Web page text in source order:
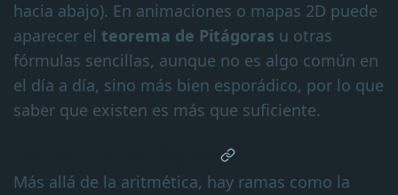
hacia abajo). En animaciones o mapas 2D puede
aparecer el teorema de Pitágoras u otras
fórmulas sencillas, aunque no es algo común en
el día a día, sino más bien esporádico, por lo que
saber que existen es más que suficiente.
Más allá de la aritmética, hay ramas como la